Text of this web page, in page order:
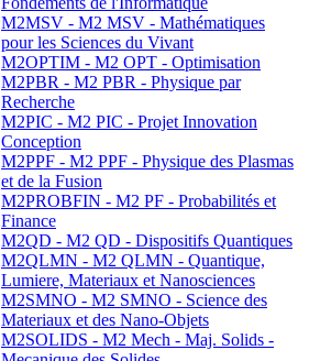
M2MSV - M2 MSV - Mathématiques
pour les Sciences du Vivant
M2OPTIM - M2 OPT - Optimisation
M2PBR - M2 PBR - Physique par
Recherche
M2PIC - M2 PIC - Projet Innovation
Conception
M2PPF - M2 PPF - Physique des Plasmas
et de la Fusion
M2PROBFIN - M2 PF - Probabilités et
Finance
M2QD - M2 QD - Dispositifs Quantiques
M2QLMN - M2 QLMN - Quantique,
Lumiere, Materiaux et Nanosciences
M2SMNO - M2 SMNO - Science des
Materiaux et des Nano-Objets
M2SOLIDS - M2 Mech - Maj. Solids -